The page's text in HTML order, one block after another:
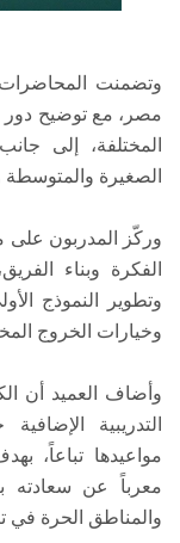
وتضمنت
مصر، مع توضيح دور
المختلفة، إلى
الصغيرة
وركّز المدربون على
الفكرة وبناء
وتطوير النموذج
وخيارات الخروج
وأضاف العميد أن
التدريبية
مواعيدها تباعاً،
معرباً عن سعادته
والمناطق الحرة في